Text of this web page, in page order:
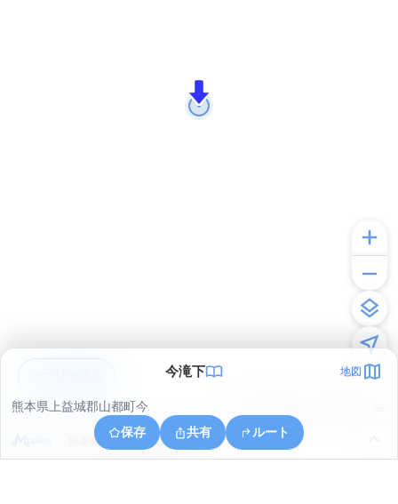
今滝下 地図
熊本県上益城郡山都町今
保存
共有 ルート
熊本県上益城郡山都町長崎